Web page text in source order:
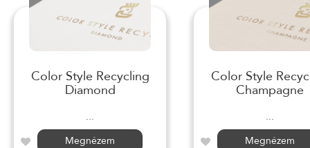
Color Style Recycling
Diamond
...
Megnézem
Color Style
Champagne
...
Megnézem